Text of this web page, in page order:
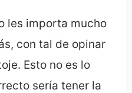
les importa mucho
con tal de opinar
Esto no es lo
sería tener la